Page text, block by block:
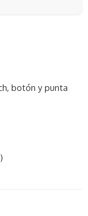
botón y punta